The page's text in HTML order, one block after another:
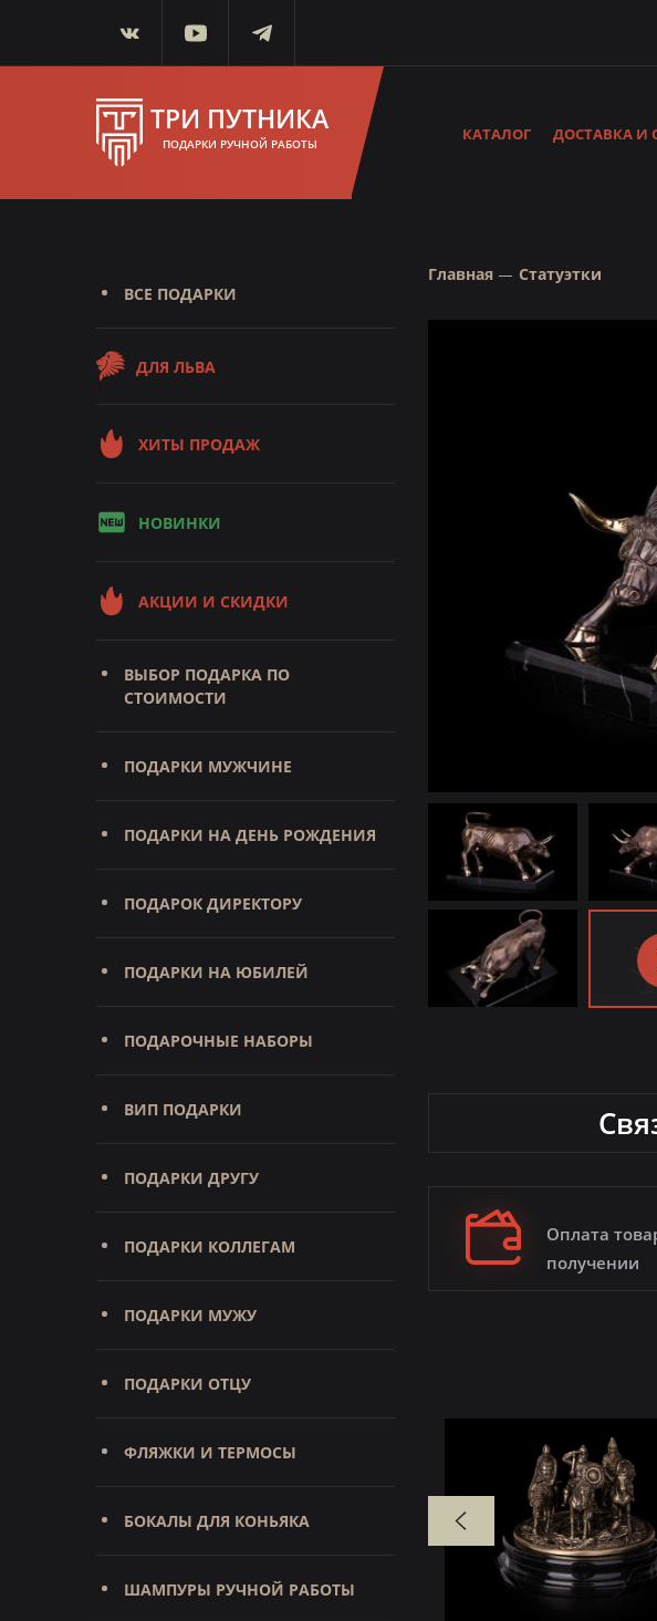
ТРИ ПУТНИКА
ПОДАРКИ РУЧНОЙ РАБОТЫ
КАТАЛОГ ДОСТАВКА И
ВСЕ ПОДАРКИ
ДЛЯ ЛЬВА
ХИТЫ ПРОДАЖ
НОВИНКИ
АКЦИИ И СКИДКИ
ВЫБОР ПОДАРКА ПО
СТОИМОСТИ
ПОДАРКИ МУЖЧИНЕ
ПОДАРКИ НА ДЕНЬ РОЖДЕНИЯ
ПОДАРОК ДИРЕКТОРУ
ПОДАРКИ НА ЮБИЛЕЙ
ПОДАРОЧНЫЕ НАБОРЫ
ВИП ПОДАРКИ
ПОДАРКИ ДРУГУ
ПОДАРКИ КОЛЛЕГАМ
ПОДАРКИ МУЖУ
ПОДАРКИ ОТЦУ
ФЛЯЖКИ И ТЕРМОСЫ
БОКАЛЫ ДЛЯ КОНЬЯКА
ШАМПУРЫ РУЧНОЙ РАБОТЫ
Главная Статуэтки
Оплата
получении